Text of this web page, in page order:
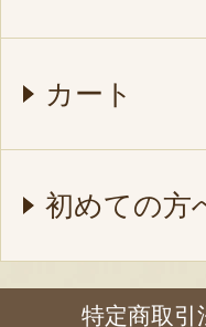
カート
初めての方
特定商取引